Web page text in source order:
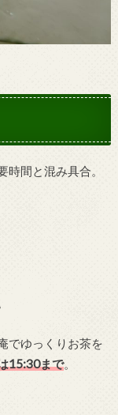
間と混み具合。
でゆっくりお茶を
15:30まで。